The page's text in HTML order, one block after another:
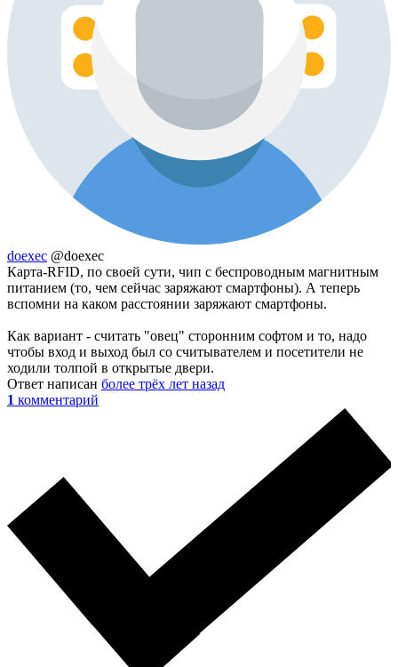
doexec @doexec
Карта-RFID, по своей сути, чип с беспроводным магнитным
питанием (то, чем сейчас заряжают смартфоны). А теперь
вспомни на каком расстоянии заряжают смартфоны.
Как вариант - считать "овец" сторонним софтом и то, надо
чтобы вход и выход был со считывателем и посетители не
ходили толпой в открытые двери.
Ответ написан более трёх лет назад
1 комментарий